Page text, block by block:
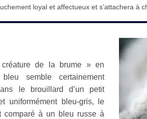
loyal et affectueux et s’attachera à
de la brume » en
semble certainement
le brouillard d’un petit
uniformément bleu-gris, le
comparé à un bleu russe à